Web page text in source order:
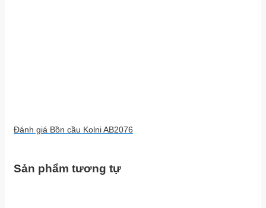
Đánh giá Bồn cầu Kolni AB2076
Sản phẩm tương tự